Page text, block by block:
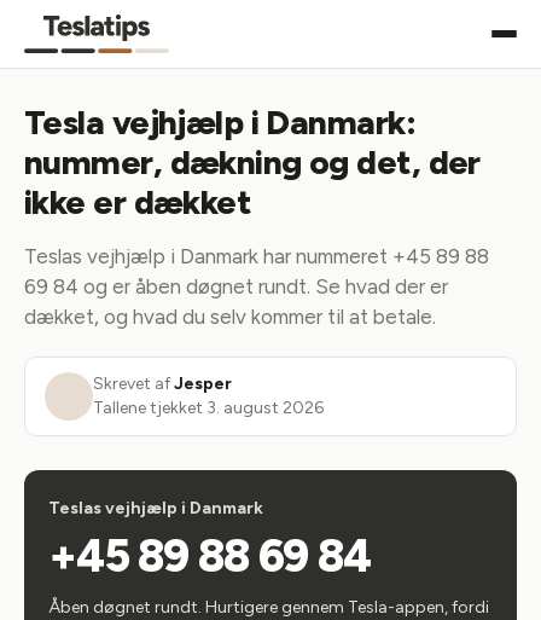
Tesla vejhjælp i Danmark:
nummer, dækning og det, der
ikke er dækket
Teslas vejhjælp i Danmark har nummeret +45 89 88
69 84 og er åben døgnet rundt. Se hvad der er
dækket, og hvad du selv kommer til at betale.
Skrevet afJesper
Tallene tjekket 3. august 2026
Teslas vejhjælp i Danmark
+45 89 88 69 84
Åben døgnet rundt. Hurtigere gennem Tesla-appen, fordi